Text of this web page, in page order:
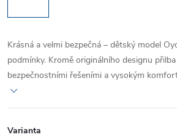
Krásná a velmi bezpečná – dětský model
podmínky. Kromě originálního designu
bezpečnostními řešeními a vysokým
Varianta